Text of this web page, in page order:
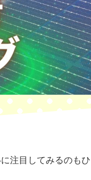
注目してみるのもひ